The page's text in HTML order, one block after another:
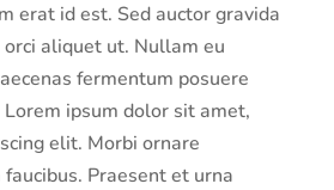
erat id est. Sed auctor gravida
aliquet ut. Nullam eu
fermentum posuere
ipsum dolor sit amet,
elit. Morbi ornare
Praesent et urna